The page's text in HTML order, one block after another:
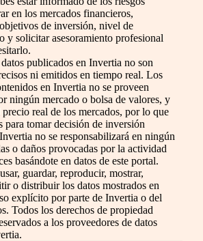
en los mercados financieros,
de inversión, nivel de
y solicitar asesoramiento profesional
publicados en Invertia no son
ni emitidos en tiempo real. Los
en Invertia no se proveen
ningún mercado o bolsa de valores, y
real de los mercados, por lo que
para tomar decisión de inversión
no se responsabilizará en ningún
o daños provocadas por la actividad
basándote en datos de este portal.
guardar, reproducir, mostrar,
o distribuir los datos mostrados en
explícito por parte de Invertia o del
Todos los derechos de propiedad
a los proveedores de datos